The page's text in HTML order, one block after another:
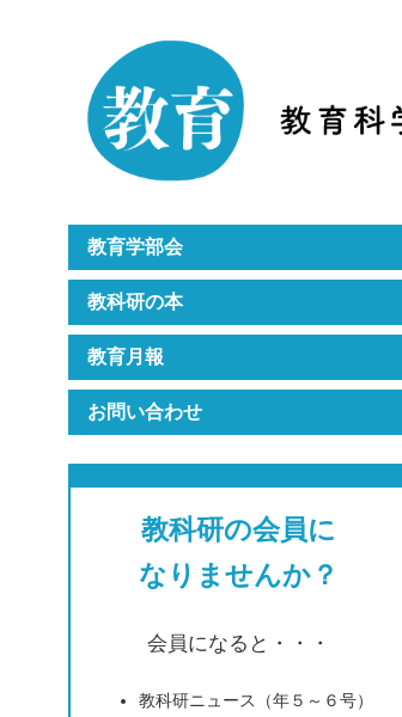
教科研のご紹介
月刊誌『教育』
教育学部会
教科研の本
教育月報
お問い合わせ
教科研の会員に
なりませんか？
会員になると・・・
教科研ニュース（年５～６号）